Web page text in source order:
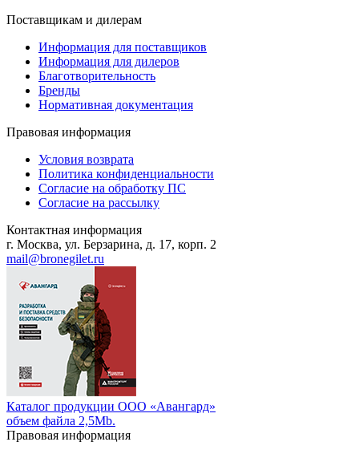
Поставщикам и дилерам
Информация для поставщиков
Информация для дилеров
Благотворительность
Бренды
Нормативная документация
Правовая информация
Условия возврата
Политика конфиденциальности
Согласие на обработку ПС
Согласие на рассылку
Контактная информация
г. Москва, ул. Берзарина, д. 17, корп. 2
mail@bronegilet.ru
Каталог продукции ООО «Авангард»
объем файла 2,5Mb.
Правовая информация